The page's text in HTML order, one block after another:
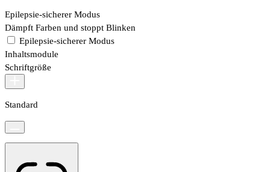
Epilepsie-sicherer Modus
Dämpft Farben und stoppt Blinken
Epilepsie-sicherer Modus
Inhaltsmodule
Schriftgröße
Standard